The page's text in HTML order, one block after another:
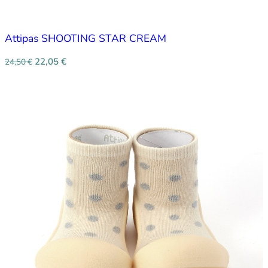
Attipas SHOOTING STAR CREAM
24,50€ 22,05 €